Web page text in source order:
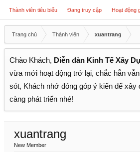
Thành viên tiêu biểu Đang truy cập Hoạt động
Trang chủ Thành viên xuantrang
Chào Khách, Diễn đàn Kinh Tế Xây
vừa mới hoạt động trở lại, chắc hẳn
sót, Khách nhớ đóng góp ý kiến để xây
càng phát triển nhé!
xuantrang
New Member